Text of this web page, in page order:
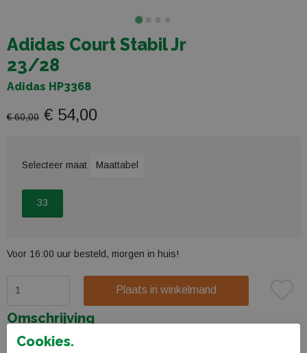
Adidas Court Stabil Jr
23/28
Adidas HP3368
€ 60,00 € 54,00
Selecteer maat Maattabel
33
Voor 16:00 uur besteld, morgen in huis!
Plaats in winkelmand
Omschrijving
Adidas Court Stabil Junior
Cookies.